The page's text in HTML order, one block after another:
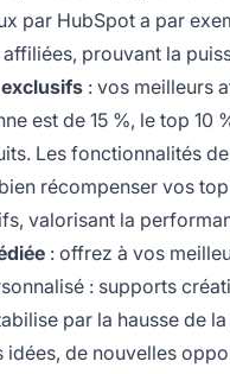
par HubSpot a par
prouvant la
: vos meilleurs
est de 15 %, le top
Les fonctionnalités
récompenser vos
valorisant la
: offrez à vos
: supports
par la hausse de
de nouvelles